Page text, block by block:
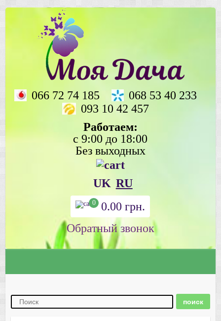
066 72 74 185
068 53 40 233
093 10 42 457
Работаем:
с 9:00 до 18:00
Без выходных
UK RU
0 0.00грн.